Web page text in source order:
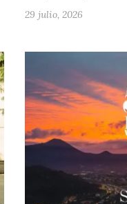
29 julio, 2026